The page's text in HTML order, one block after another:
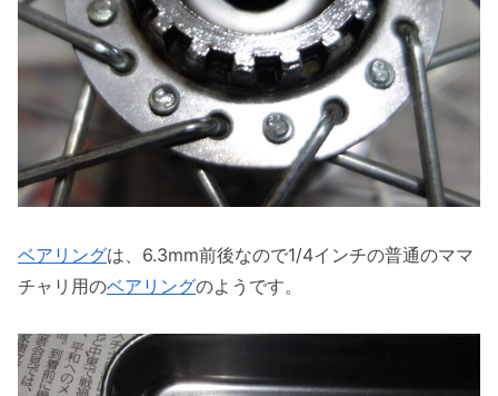
ベアリングは、6.3mm前後なので1/4インチの普通のママ
チャリ用のベアリングのようです。